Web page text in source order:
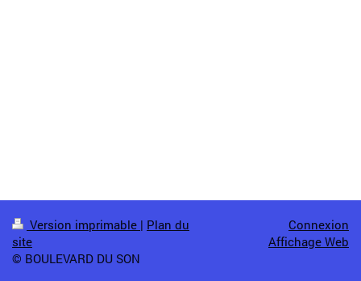
Version imprimable | Plan du
site
© BOULEVARD DU SON
Connexion
Affichage Web